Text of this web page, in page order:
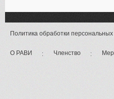
Политика обработки
О РАВИ Членство